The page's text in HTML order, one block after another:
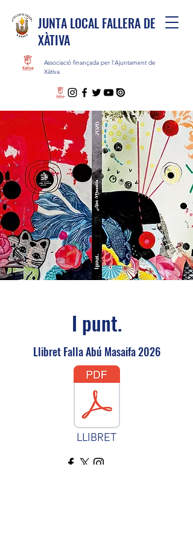
JUNTA LOCAL FALLERA DE
XÀTIVA
Associació finançada per l'Ajuntament de
Xàtiva
I punt.
Llibret Falla Abú Masaifa 2026
LLIBRET